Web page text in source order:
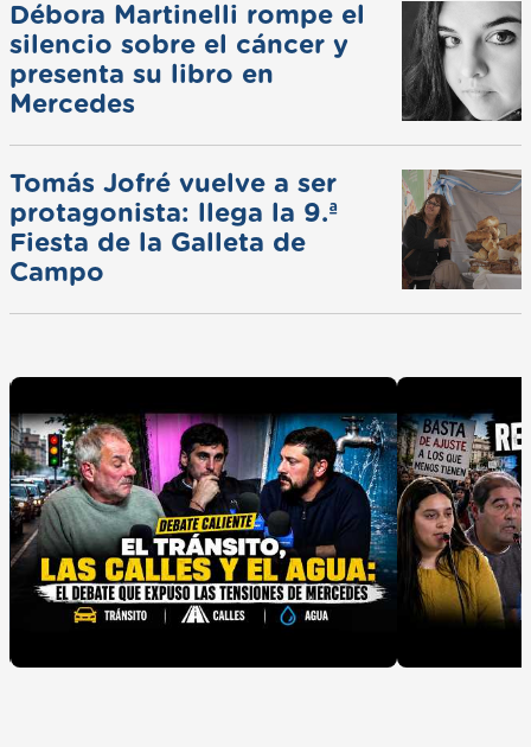
Débora Martinelli rompe el
silencio sobre el cáncer y
presenta su libro en
Mercedes
Tomás Jofré vuelve a ser
protagonista: llega la 9.ª
Fiesta de la Galleta de
Campo